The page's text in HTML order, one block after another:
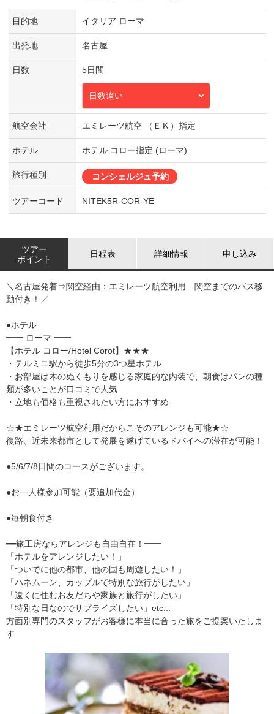
目的地 イタリア ローマ
出発地 名古屋
日数 5日間
日数違い
航空会社 エミレーツ航空 （ＥＫ）指定
ホテル ホテル コロー指定 (ローマ)
旅行種別 コンシェルジュ予約
ツアーコード NITEK5R-COR-YE
ツアー
ポイント
日程表 詳細情報 申し込み
＼名古屋発着⇒関空経由：エミレーツ航空利用 関空までのバス移
動付き！／
●ホテル
━━ ローマ ━━
【ホテル コロー/Hotel Corot】★★★
・テルミニ駅から徒歩5分の3つ星ホテル
・お部屋は木のぬくもりを感じる家庭的な内装で、朝食はパンの種
類が多いことが口コミで人気
・立地も価格も重視されたい方におすすめ
☆★エミレーツ航空利用だからこそのアレンジも可能★☆
復路、近未来都市として発展を遂げているドバイへの滞在が可能！
●5/6/7/8日間のコースがございます。
●お一人様参加可能（要追加代金）
●毎朝食付き
━━旅工房ならアレンジも自由自在！━━
「ホテルをアレンジしたい！」
「ついでに他の都市、他の国も周遊したい！」
「ハネムーン、カップルで特別な旅行がしたい」
「遠くに住むお友だちや家族と旅行がしたい」
「特別な日なのでサプライズしたい」etc...
方面別専門のスタッフがお客様に本当に合った旅をご提案いたしま
す